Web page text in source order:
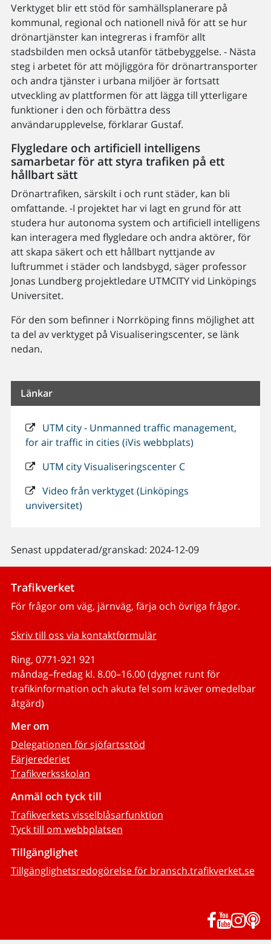
Verktyget blir ett stöd för samhällsplanerare på
kommunal, regional och nationell nivå för att se hur
drönartjänster kan integreras i framför allt
stadsbilden men också utanför tätbebyggelse. - Nästa
steg i arbetet för att möjliggöra för drönartransporter
och andra tjänster i urbana miljöer är fortsatt
utveckling av plattformen för att lägga till ytterligare
funktioner i den och förbättra dess
användarupplevelse, förklarar Gustaf.
Flygledare och artificiell intelligens
samarbetar för att styra trafiken på ett
hållbart sätt
Drönartrafiken, särskilt i och runt städer, kan bli
omfattande. -I projektet har vi lagt en grund för att
studera hur autonoma system och artificiell intelligens
kan interagera med flygledare och andra aktörer, för
att skapa säkert och ett hållbart nyttjande av
luftrummet i städer och landsbygd, säger professor
Jonas Lundberg projektledare UTMCITY vid Linköpings
Universitet.
För den som befinner i Norrköping finns möjlighet att
ta del av verktyget på Visualiseringscenter, se länk
nedan.
Länkar
UTM city - Unmanned traffic management,
for air traffic in cities (iVis webbplats)
UTM city Visualiseringscenter C
Video från verktyget (Linköpings
unviversitet)
Senast uppdaterad/granskad: 2024-12-09
Trafikverket
För frågor om väg, järnväg, färja och övriga frågor.
Skriv till oss via kontaktformulär
Ring, 0771-921 921
måndag–fredag kl. 8.00–16.00 (dygnet runt för
trafikinformation och akuta fel som kräver omedelbar
åtgärd)
Mer om
Delegationen för sjöfartsstöd
Färjerederiet
Trafikverksskolan
Anmäl och tyck till
Trafikverkets visselblåsarfunktion
Tyck till om webbplatsen
Tillgänglighet
Tillgänglighetsredogörelse för bransch.trafikverket.se
Facebook
YouTube